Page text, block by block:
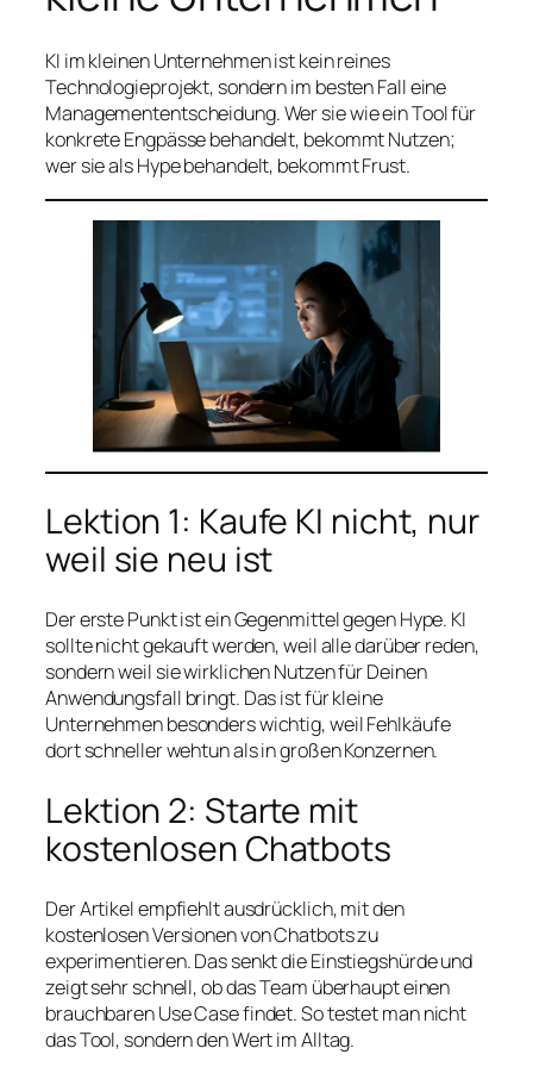
KI im kleinen Unternehmen ist kein reines
Technologieprojekt, sondern im besten Fall eine
Managemententscheidung. Wer sie wie ein Tool für
konkrete Engpässe behandelt, bekommt Nutzen;
wer sie als Hype behandelt, bekommt Frust.
Lektion 1: Kaufe KI nicht, nur
weil sie neu ist
Der erste Punkt ist ein Gegenmittel gegen Hype. KI
sollte nicht gekauft werden, weil alle darüber reden,
sondern weil sie wirklichen Nutzen für Deinen
Anwendungsfall bringt. Das ist für kleine
Unternehmen besonders wichtig, weil Fehlkäufe
dort schneller wehtun als in großen Konzernen.
Lektion 2: Starte mit
kostenlosen Chatbots
Der Artikel empfiehlt ausdrücklich, mit den
kostenlosen Versionen von Chatbots zu
experimentieren. Das senkt die Einstiegshürde und
zeigt sehr schnell, ob das Team überhaupt einen
brauchbaren Use Case findet. So testet man nicht
das Tool, sondern den Wert im Alltag.